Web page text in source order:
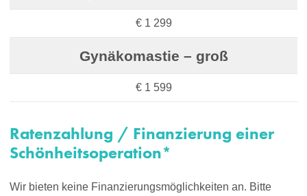
€ 1 299
Gynäkomastie – groß
€ 1 599
Ratenzahlung / Finanzierung einer
Schönheitsoperation*
Wir bieten keine Finanzierungsmöglichkeiten an. Bitte